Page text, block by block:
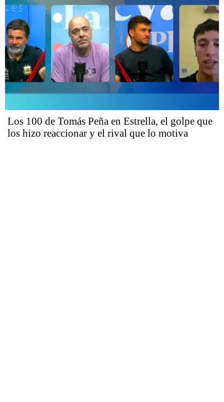
Los 100 de Tomás Peña en Estrella, el golpe que
los hizo reaccionar y el rival que lo motiva